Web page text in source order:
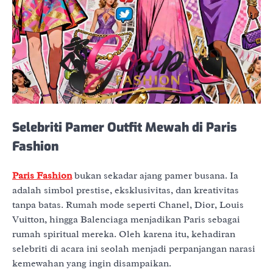
Selebriti Pamer Outfit Mewah di Paris
Fashion
Paris Fashionbukan sekadar ajang pamer busana. Ia
adalah simbol prestise, eksklusivitas, dan kreativitas
tanpa batas. Rumah mode seperti Chanel, Dior, Louis
Vuitton, hingga Balenciaga menjadikan Paris sebagai
rumah spiritual mereka. Oleh karena itu, kehadiran
selebriti di acara ini seolah menjadi perpanjangan narasi
kemewahan yang ingin disampaikan.